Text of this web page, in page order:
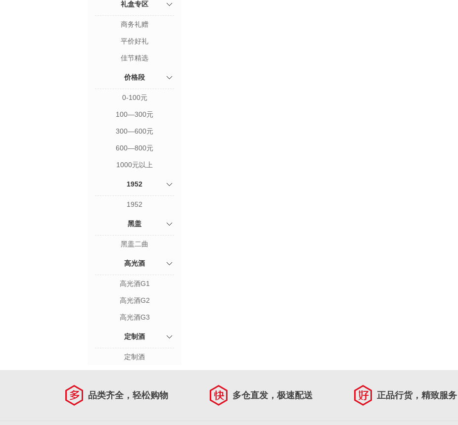
礼盒专区
商务礼赠
平价好礼
佳节精选
价格段
0-100元
100—300元
300—600元
600—800元
1000元以上
1952
1952
黑盖
黑盖二曲
高光酒
高光酒G1
高光酒G2
高光酒G3
定制酒
定制酒
品类齐全，轻松购物 多仓直发，极速配送 正品行货，精致服务